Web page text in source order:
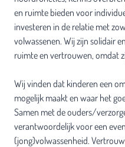
en ruimte bieden voor
investeren in de relatie met
volwassenen. Wij zijn solidair
ruimte en vertrouwen, omdat
Wij vinden dat kinderen een
mogelijk maakt en waar het
Samen met de ouders/
verantwoordelijk voor een
(jong)volwassenheid.